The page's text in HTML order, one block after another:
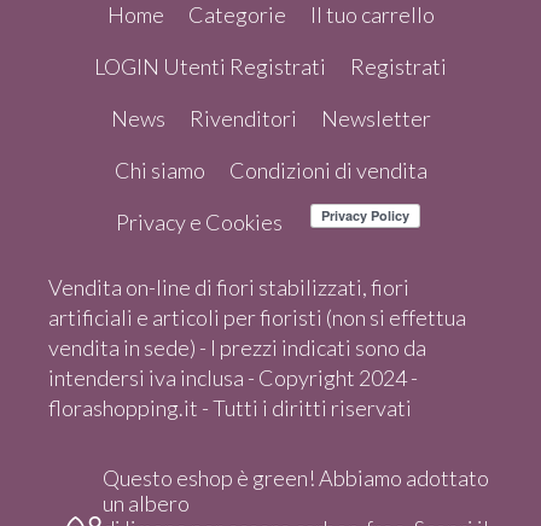
Home Categorie
Il tuo carrello
LOGIN Utenti Registrati
Registrati
News
Rivenditori
Newsletter
Chi siamo
Condizioni di vendita
Privacy e Cookies
Vendita on-line di fiori stabilizzati, fiori
artificiali e articoli per fioristi (non si effettua
vendita in sede) - I prezzi indicati sono da
intendersi iva inclusa - Copyright 2024 -
florashopping.it - Tutti i diritti riservati
Questo eshop è green! Abbiamo adottato
un albero